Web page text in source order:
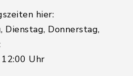
hier:
Dienstag, Donnerstag,
Uhr